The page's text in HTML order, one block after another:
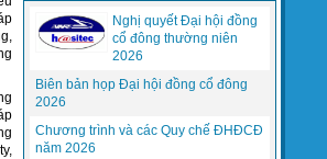
(PCWorldVN) Gần 7 tỷ thuê bao di động,
sắp bằng dân số thế giới,...
Nghị quyết Đại hội đồng
cổ đông thường niên
2026
Biên bản họp Đại hội đồng cổ đông
2026
Chương trình và các Quy chế ĐHĐCĐ
năm 2026